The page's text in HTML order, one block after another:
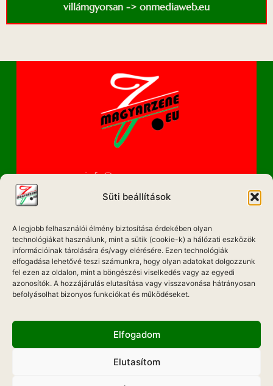
Süti beállítások
A legjobb felhasználói élmény biztosítása érdekében olyan
technológiákat használunk, mint a sütik (cookie-k) a hálózati eszközök
információinak tárolására és/vagy elérésére. Ezen technológiák
elfogadása lehetővé teszi számunkra, hogy olyan adatokat dolgozzunk
fel ezen az oldalon, mint a böngészési viselkedés vagy az egyedi
azonosítók. A hozzájárulás elutasítása vagy visszavonása hátrányosan
befolyásolhat bizonyos funkciókat és működéseket.
Elfogadom
Elutasítom
villámgyorsan -> onmediaweb.eu
info@magyarzene.eu
IMPRESSZUM
ETIKAI KÓDEX
MÉDIA AJÁNLAT
ADATKEZELÉSI NYILATKOZAT
Hadd Szóljon!